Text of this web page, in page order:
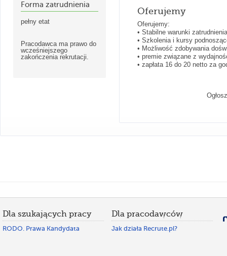
Forma zatrudnienia
pełny etat
Pracodawca ma prawo do
wcześniejszego
zakończenia rekrutacji.
Oferujemy
Oferujemy:
• Stabilne warunki
• Szkolenia i kursy
• Możliwość zdobywania
• premie związane z
• zapłata 16 do 20 netto za
Dla szukających pracy
RODO. Prawa Kandydata
Dla pracodawców
Jak działa Recrute.pl?